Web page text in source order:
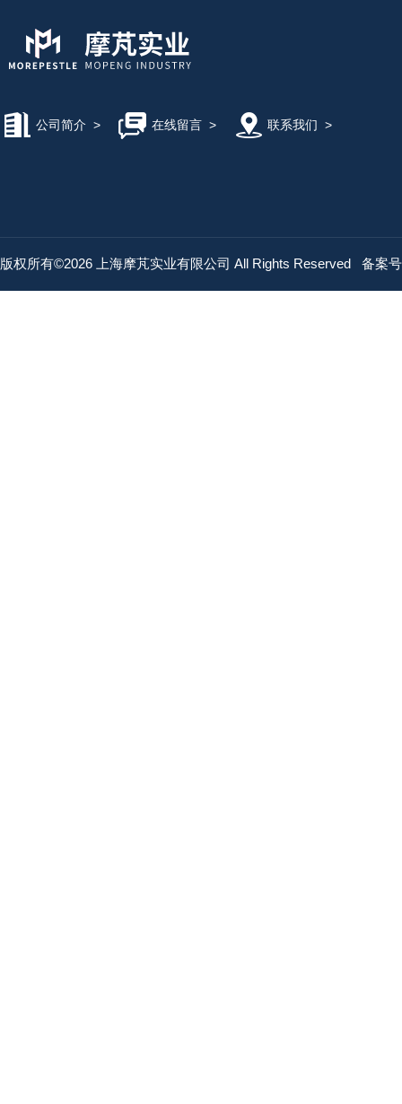
公司简介 > 在线留言> 联系我们 >
版权所有©2026 上海摩芃实业有限公司 All Rights Reserved 备案